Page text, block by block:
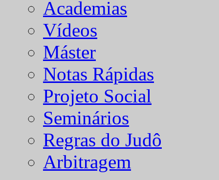
Academias
Vídeos
Máster
Notas Rápidas
Projeto Social
Seminários
Regras do Judô
Arbitragem